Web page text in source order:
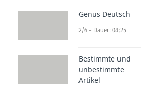
Genus Deutsch
2/6 – Dauer: 04:25
Bestimmte und
unbestimmte
Artikel